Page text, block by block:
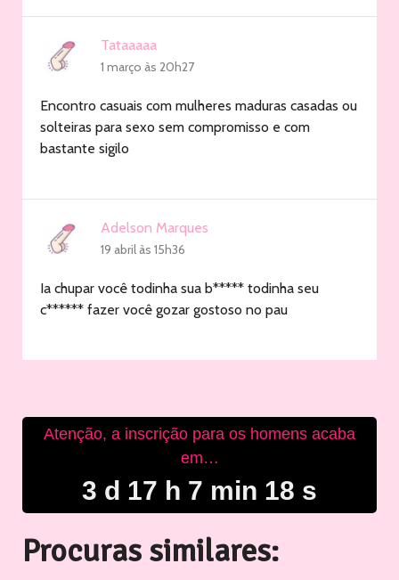
Tataaaaa
1 março às 20h27
Encontro casuais com mulheres maduras casadas ou
solteiras para sexo sem compromisso e com
bastante sigilo
Adelson Marques
19 abril às 15h36
Ia chupar você todinha sua b***** todinha seu
c****** fazer você gozar gostoso no pau
Atenção, a inscrição para os homens acaba
em…
3 d 17 h 7 min 17 s
Procuras similares: